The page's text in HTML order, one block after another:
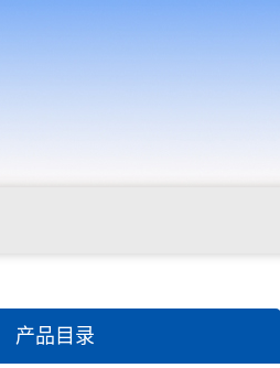
仪，角膜接触镜厚度测量仪，角膜接触
产品目录